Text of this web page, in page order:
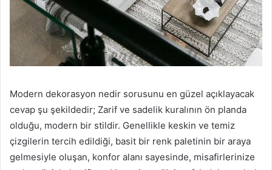
Modern dekorasyon nedir sorusunu en güzel açıklayacak
cevap şu şekildedir; Zarif ve sadelik kuralının ön planda
olduğu, modern bir stildir. Genellikle keskin ve temiz
çizgilerin tercih edildiği, basit bir renk paletinin bir araya
gelmesiyle oluşan, konfor alanı sayesinde, misafirlerinize